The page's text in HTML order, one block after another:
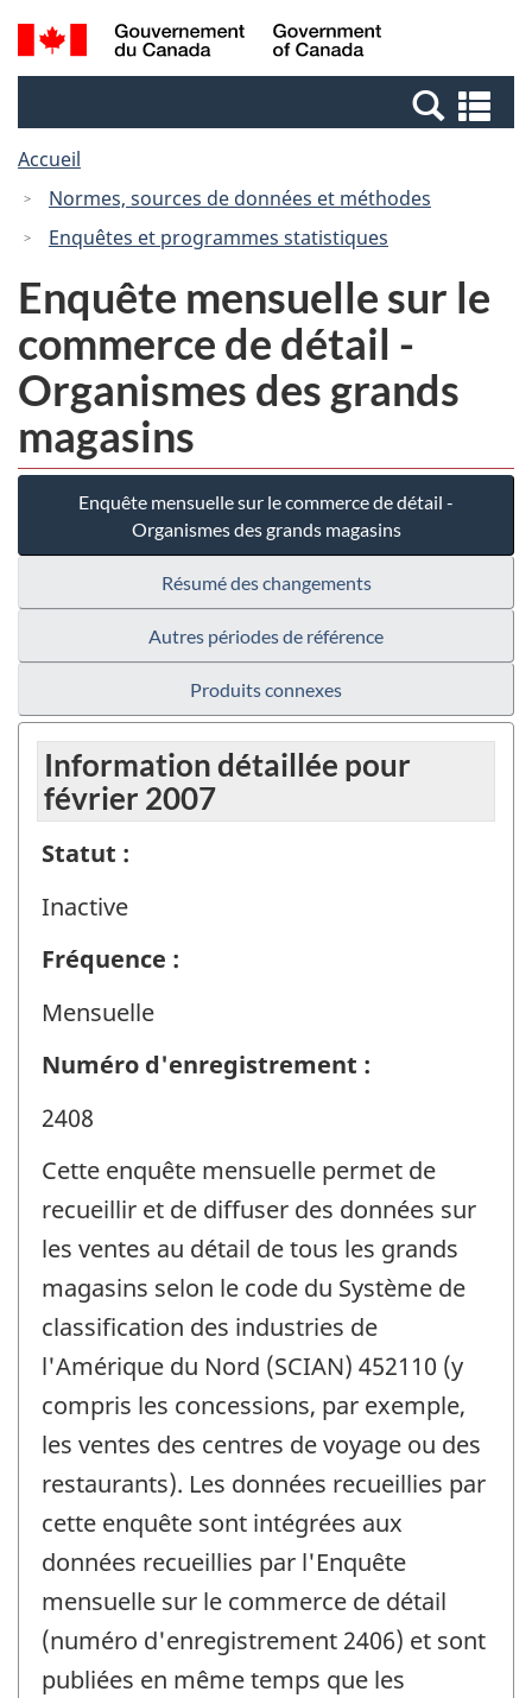
Passer
au
Passer
à
Canada
Recherche
et
et
Accueil
Normes, sources de données et méthodes
Enquêtes et programmes statistiques
Enquête mensuelle sur le
commerce de détail -
Organismes des grands
magasins
Enquête mensuelle sur le commerce de détail -
Organismes des grands magasins
Résumé des changements
Autres périodes de référence
Produits connexes
Information détaillée pour
février 2007
Statut :
Inactive
Fréquence :
Mensuelle
Numéro d'enregistrement :
2408
Cette enquête mensuelle permet de
recueillir et de diffuser des données sur
les ventes au détail de tous les grands
magasins selon le code du Système de
classification des industries de
l'Amérique du Nord (SCIAN) 452110 (y
compris les concessions, par exemple,
les ventes des centres de voyage ou des
restaurants). Les données recueillies par
cette enquête sont intégrées aux
données recueillies par l'Enquête
mensuelle sur le commerce de détail
(numéro d'enregistrement 2406) et sont
publiées en même temps que les